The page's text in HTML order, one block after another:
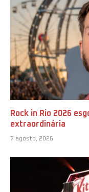
Rock in Rio 2026
extraordinária
7 agosto, 2026